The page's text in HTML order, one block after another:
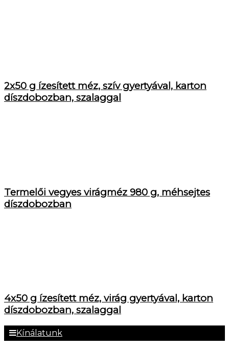
2x50 g ízesített méz, szív gyertyával, karton
díszdobozban, szalaggal
Termelői vegyes virágméz 980 g, méhsejtes
díszdobozban
4x50 g ízesített méz, virág gyertyával, karton
díszdobozban, szalaggal
Kínálatunk